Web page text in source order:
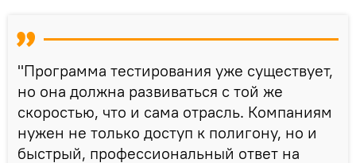
"Программа тестирования уже существует,
но она должна развиваться с той же
скоростью, что и сама отрасль. Компаниям
нужен не только доступ к полигону, но и
быстрый, профессиональный ответ на